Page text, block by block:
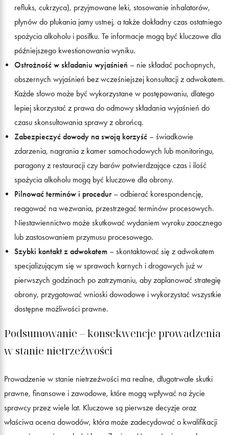
refluks, cukrzyca), przyjmowane leki, stosowanie inhalatorów,
płynów do płukania jamy ustnej, a także dokładny czas ostatniego
spożycia alkoholu i posiłku. Te informacje mogą być kluczowe dla
późniejszego kwestionowania wyniku.
Ostrożność w składaniu wyjaśnień – nie składać pochopnych,
obszernych wyjaśnień bez wcześniejszej konsultacji z adwokatem.
Każde słowo może być wykorzystane w postępowaniu, dlatego
lepiej skorzystać z prawa do odmowy składania wyjaśnień do
czasu skonsultowania sprawy z obrońcą.
Zabezpieczyć dowody na swoją korzyść – świadkowie
zdarzenia, nagrania z kamer samochodowych lub monitoringu,
paragony z restauracji czy barów potwierdzające czas i ilość
spożycia alkoholu mogą być kluczowe dla obrony.
Pilnować terminów i procedur– odbierać korespondencję,
reagować na wezwania, przestrzegać terminów procesowych.
Niestawiennictwo może skutkować wydaniem wyroku zaocznego
lub zastosowaniem przymusu procesowego.
Szybki kontakt z adwokatem – skontaktować się z adwokatem
specjalizującym się w sprawach karnych i drogowych już w
pierwszych godzinach po zatrzymaniu, aby zaplanować strategię
obrony, przygotować wnioski dowodowe i wykorzystać wszystkie
dostępne możliwości prawne.
Podsumowanie – konsekwencje prowadzenia
w stanie nietrzeźwości
Prowadzenie w stanie nietrzeźwości ma realne, długotrwałe skutki
prawne, finansowe i zawodowe, które mogą wpływać na życie
sprawcy przez wiele lat. Kluczowe są pierwsze decyzje oraz
właściwa ocena dowodów, która może zadecydować o kwalifikacji